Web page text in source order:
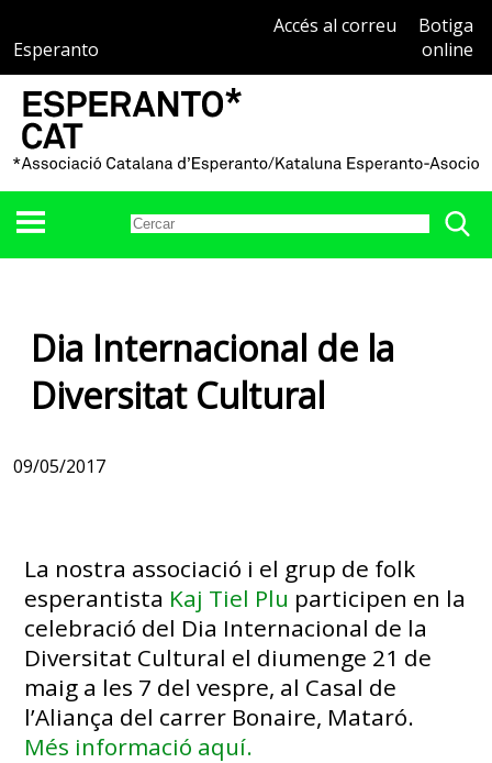
Esperanto
Accés al correu
Botiga
online
Dia Internacional de la
Diversitat Cultural
09/05/2017
La nostra associació i el grup de folk
esperantista Kaj Tiel Plu participen en la
celebració del Dia Internacional de la
Diversitat Cultural el diumenge 21 de
maig a les 7 del vespre, al Casal de
l’Aliança del carrer Bonaire, Mataró.
Més informació aquí.